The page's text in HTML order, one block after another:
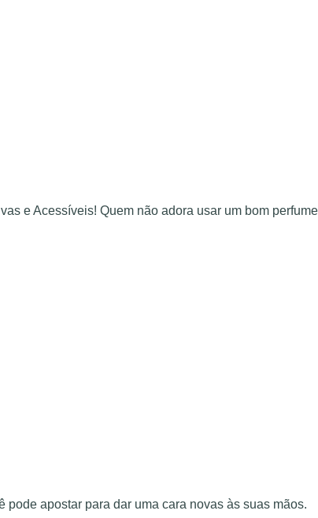
e Acessíveis! Quem não adora usar um bom perfume
apostar para dar uma cara novas às suas mãos.